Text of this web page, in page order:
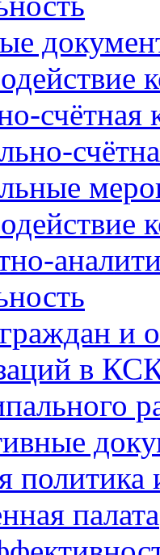
счётная
и
в
политика
палата